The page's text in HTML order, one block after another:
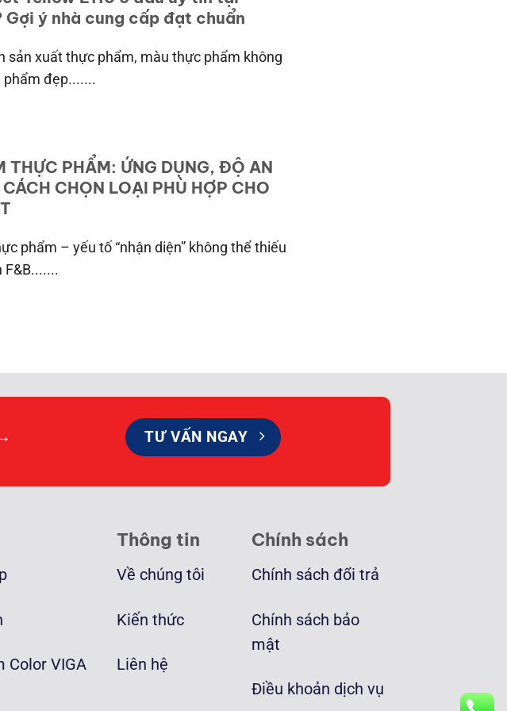
Gợi ý nhà cung cấp đạt chuẩn
sản xuất thực phẩm, màu thực phẩm không
phẩm đẹp.......
THỰC PHẨM: ỨNG DỤNG, ĐỘ AN
CHỌN LOẠI PHÙ HỢP CHO
phẩm – yếu tố “nhận diện” không thể thiếu
F&B.......
TƯ VẤN NGAY
Color VIGA
Thông tin
Về chúng tôi
Kiến thức
Liên hệ
Chính sách
Chính sách đổi trả
Chính sách bảo
mật
Điều khoản dịch vụ